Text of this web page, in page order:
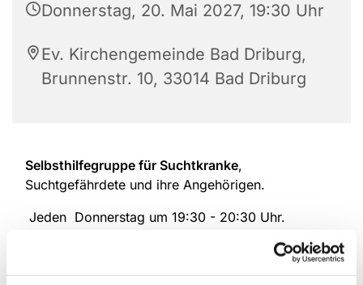
Donnerstag, 20. Mai 2027, 19:30 Uhr
Ev. Kirchengemeinde Bad Driburg,
Brunnenstr. 10, 33014 Bad Driburg
Selbsthilfegruppe für Suchtkranke,
Suchtgefährdete und ihre Angehörigen.
Jeden Donnerstag um 19:30 - 20:30 Uhr.
Die Gruppe wird von einer Fachkraft betreut.